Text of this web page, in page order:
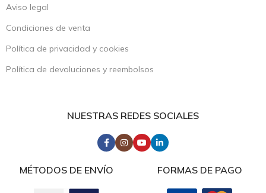
Aviso legal
Condiciones de venta
Política de privacidad y cookies
Política de devoluciones y reembolsos
FORMAS DE PAGO
MÉTODOS DE ENVÍO
NUESTRAS REDES SOCIALES